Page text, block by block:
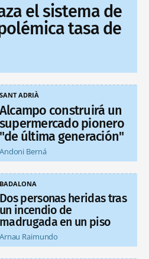
el sistema de
tasa de
SANT ADRIÀ
Alcampo construirá un
supermercado pionero
"de última generación"
Andoni Berná
BADALONA
Dos personas heridas tras
un incendio de
madrugada en un piso
Arnau Raimundo